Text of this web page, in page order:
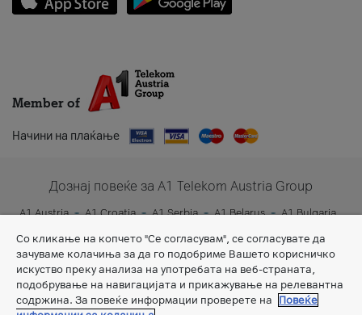
Member of
Начини на плаќање
Дознај повеќе за A1 Telekom Austria Group
A1 Austria A1 Croatia A1 Serbia A1 Belarus
A1 Bulgaria
Со кликање на копчето "Се согласувам", се согласувате да
зачуваме колачиња за да го подобриме Вашето корисничко
искуство преку анализа на употребата на веб-страната,
подобрување на навигацијата и прикажување на релевантна
содржина. За повеќе информации проверете на
Повеќе